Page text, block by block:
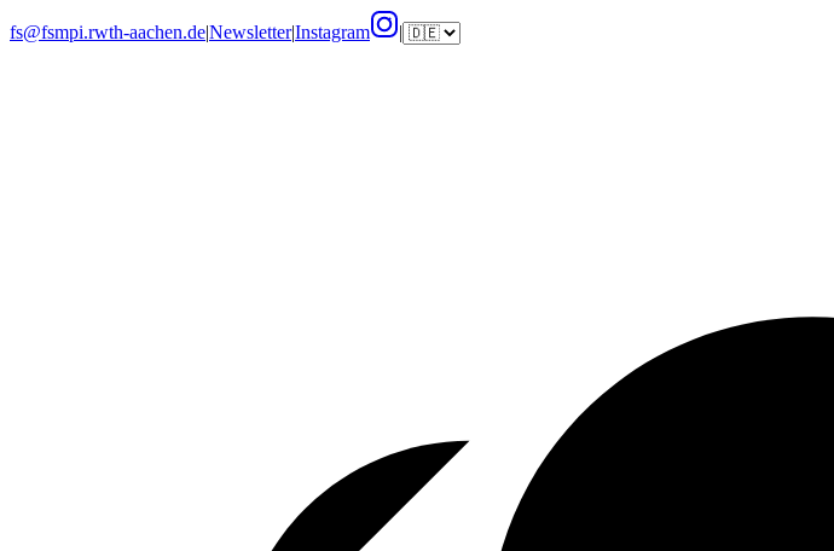
fs@fsmpi.rwth-aachen.de|Newsletter|Instagram |